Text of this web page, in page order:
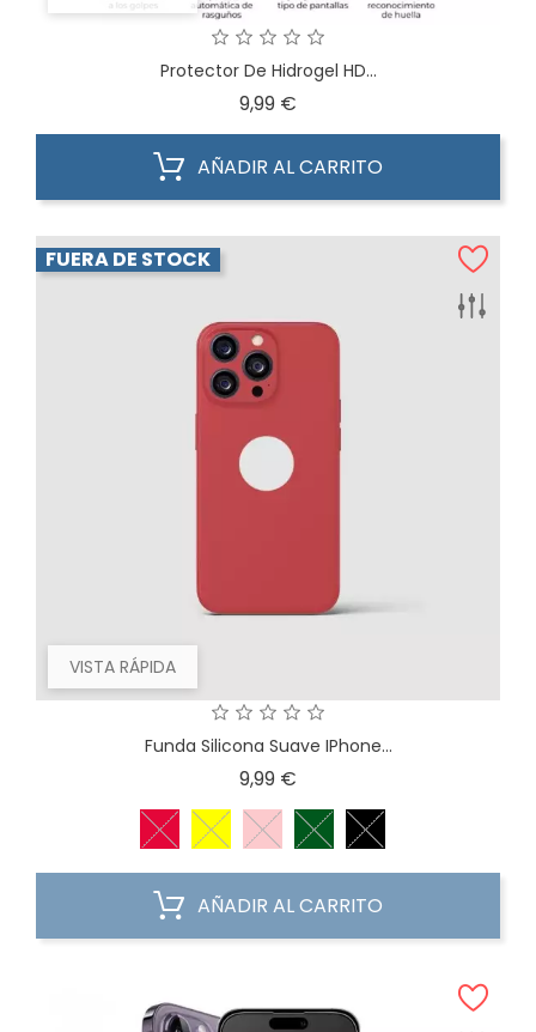
Protector De Hidrogel HD...
9,99 €
AÑADIR AL CARRITO
VISTA RÁPIDA
FUERA DE STOCK
Funda Silicona Suave IPhone...
9,99 €
AÑADIR AL CARRITO